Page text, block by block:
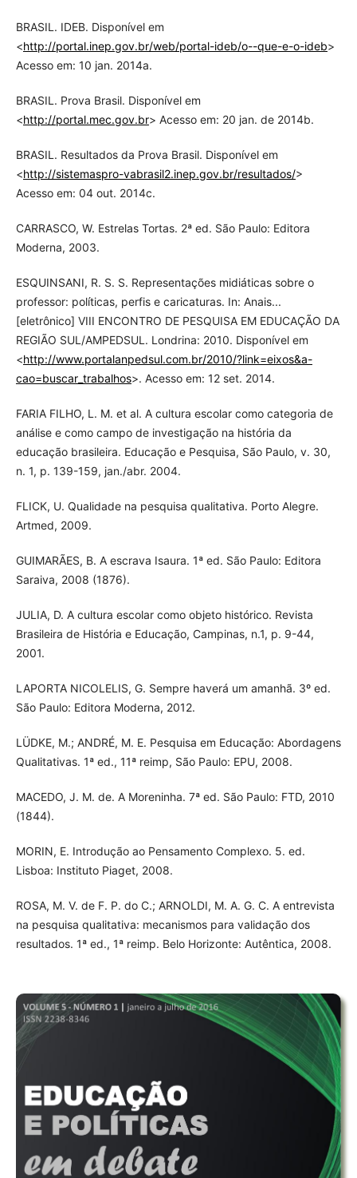
BRASIL. IDEB. Disponível em
<http://portal.inep.gov.br/web/portal-ideb/o--que-e-o-ideb>
Acesso em: 10 jan. 2014a.
BRASIL. Prova Brasil. Disponível em
<http://portal.mec.gov.br> Acesso em: 20 jan. de 2014b.
BRASIL. Resultados da Prova Brasil. Disponível em
<http://sistemaspro-vabrasil2.inep.gov.br/resultados/>
Acesso em: 04 out. 2014c.
CARRASCO, W. Estrelas Tortas. 2ª ed. São Paulo: Editora
Moderna, 2003.
ESQUINSANI, R. S. S. Representações midiáticas sobre o
professor: políticas, perfis e caricaturas. In: Anais...
[eletrônico] VIII ENCONTRO DE PESQUISA EM EDUCAÇÃO DA
REGIÃO SUL/AMPEDSUL. Londrina: 2010. Disponível em
<http://www.portalanpedsul.com.br/2010/?link=eixos&a-
cao=buscar_trabalhos>. Acesso em: 12 set. 2014.
FARIA FILHO, L. M. et al. A cultura escolar como categoria de
análise e como campo de investigação na história da
educação brasileira. Educação e Pesquisa, São Paulo, v. 30,
n. 1, p. 139-159, jan./abr. 2004.
FLICK, U. Qualidade na pesquisa qualitativa. Porto Alegre.
Artmed, 2009.
GUIMARÃES, B. A escrava Isaura. 1ª ed. São Paulo: Editora
Saraiva, 2008 (1876).
JULIA, D. A cultura escolar como objeto histórico. Revista
Brasileira de História e Educação, Campinas, n.1, p. 9-44,
2001.
LAPORTA NICOLELIS, G. Sempre haverá um amanhã. 3º ed.
São Paulo: Editora Moderna, 2012.
LÜDKE, M.; ANDRÉ, M. E. Pesquisa em Educação: Abordagens
Qualitativas. 1ª ed., 11ª reimp, São Paulo: EPU, 2008.
MACEDO, J. M. de. A Moreninha. 7ª ed. São Paulo: FTD, 2010
(1844).
MORIN, E. Introdução ao Pensamento Complexo. 5. ed.
Lisboa: Instituto Piaget, 2008.
ROSA, M. V. de F. P. do C.; ARNOLDI, M. A. G. C. A entrevista
na pesquisa qualitativa: mecanismos para validação dos
resultados. 1ª ed., 1ª reimp. Belo Horizonte: Autêntica, 2008.